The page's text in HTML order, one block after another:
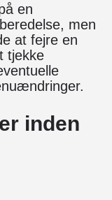
en
men
at fejre en
tjekke
inden